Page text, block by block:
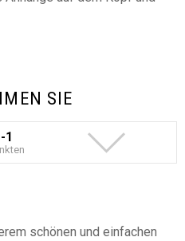
SIE
-1
schönen und einfachen